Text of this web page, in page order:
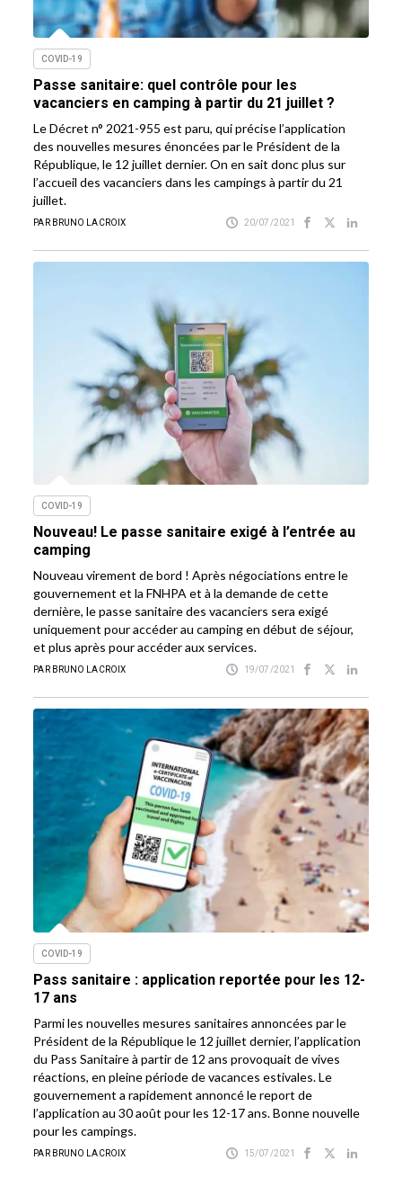
COVID-19
Passe sanitaire: quel contrôle pour les
vacanciers en camping à partir du 21 juillet ?
Le Décret n° 2021-955 est paru, qui précise l’application
des nouvelles mesures énoncées par le Président de la
République, le 12 juillet dernier. On en sait donc plus sur
l’accueil des vacanciers dans les campings à partir du 21
juillet.
PAR BRUNO LACROIX 20/07/2021
COVID-19
Nouveau! Le passe sanitaire exigé à l’entrée au
camping
Nouveau virement de bord ! Après négociations entre le
gouvernement et la FNHPA et à la demande de cette
dernière, le passe sanitaire des vacanciers sera exigé
uniquement pour accéder au camping en début de séjour,
et plus après pour accéder aux services.
PAR BRUNO LACROIX 19/07/2021
COVID-19
Pass sanitaire : application reportée pour les 12-
17 ans
Parmi les nouvelles mesures sanitaires annoncées par le
Président de la République le 12 juillet dernier, l’application
du Pass Sanitaire à partir de 12 ans provoquait de vives
réactions, en pleine période de vacances estivales. Le
gouvernement a rapidement annoncé le report de
l’application au 30 août pour les 12-17 ans. Bonne nouvelle
pour les campings.
PAR BRUNO LACROIX 15/07/2021